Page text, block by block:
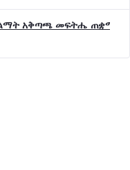
አቅጣጫ መፍትሔ ጠቋሚ